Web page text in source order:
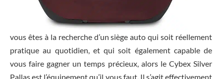
vous êtes à la recherche d’un siège auto qui soit réellement
pratique au quotidien, et qui soit également capable de
vous faire gagner un temps précieux, alors le Cybex Silver
Pallas est l’équipement qu’il vous faut. Il s’agit effectivement